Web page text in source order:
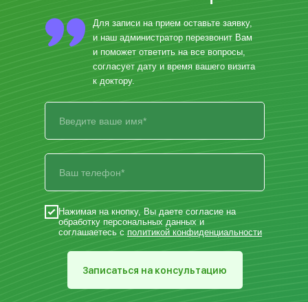
Для записи на прием оставьте заявку,
и наш администратор перезвонит Вам
и поможет ответить на все вопросы,
согласует дату и время вашего визита
к доктору.
Нажимая на кнопку, Вы даете согласие на
обработку персональных данных и
соглашаетесь с политикой конфиденциальности
Записаться на консультацию